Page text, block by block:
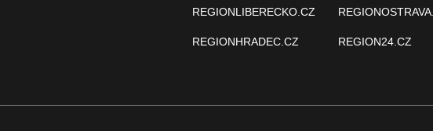
REGIONLIBERECKO.CZ
REGIONHRADEC.CZ REGION24.CZ